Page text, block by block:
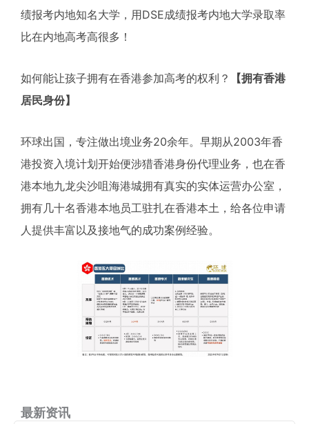
绩报考内地知名大学，用DSE成绩报考内地大学录取率
比在内地高考高很多！
如何能让孩子拥有在香港参加高考的权利？
【拥有香港
居民身份】
环球出国，专注做出境业务20余年。早期从2003年香
港投资入境计划开始便涉猎香港身份代理业务，也在香
港本地九龙尖沙咀海港城拥有真实的实体运营办公室，
拥有几十名香港本地员工驻扎在香港本土，给各位申请
人提供丰富以及接地气的成功案例经验。
最新资讯